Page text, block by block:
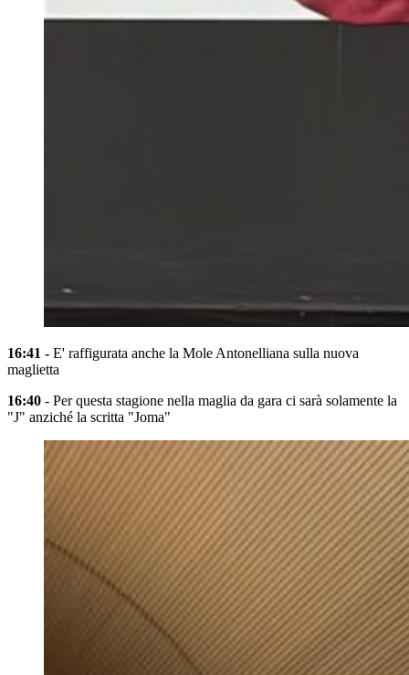
16:41 - E' raffigurata anche la Mole Antonelliana sulla nuova
maglietta
16:40 - Per questa stagione nella maglia da gara ci sarà solamente la
"J" anziché la scritta "Joma"